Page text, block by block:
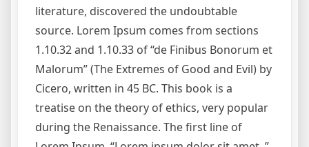
literature, discovered the undoubtable
source. Lorem Ipsum comes from sections
1.10.32 and 1.10.33 of “de Finibus Bonorum et
Malorum” (The Extremes of Good and Evil) by
Cicero, written in 45 BC. This book is a
treatise on the theory of ethics, very popular
during the Renaissance. The first line of